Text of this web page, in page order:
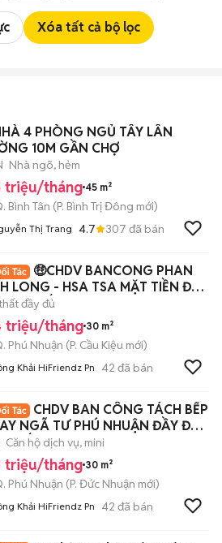
Xóa tất cả bộ lọc
4 PHÒNG NGỦ TÂY LÂN
10M GẦN CHỢ
Nhà ngõ, hẻm
triệu/tháng 45 m²
Bình Tân (P. Bình Trị Đông mới)
Thị Trang 4.7 307 đã bán
🤑CHDV BANCONG PHAN
- HSA TSA MẶT TIỀN ĐẦY
THẤT
đầy đủ
triệu/tháng 30 m²
Phú Nhuận (P. Cầu Kiệu mới)
Khải HiFriendz Pn 42 đã bán
CHDV BAN CÔNG TÁCH BẾP
NGÃ TƯ PHÚ NHUẬN ĐẦY ĐỦ
THẤT
Căn hộ dịch vụ, mini
triệu/tháng 30 m²
Phú Nhuận (P. Đức Nhuận mới)
Khải HiFriendz Pn 42 đã bán